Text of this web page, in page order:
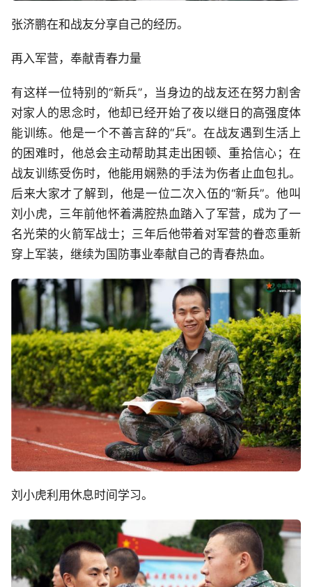
张济鹏在和战友分享自己的经历。
再入军营，奉献青春力量
有这样一位特别的“新兵”，当身边的战友还在努力割舍
对家人的思念时，他却已经开始了夜以继日的高强度体
能训练。他是一个不善言辞的“兵”。在战友遇到生活上
的困难时，他总会主动帮助其走出困顿、重拾信心；在
战友训练受伤时，他能用娴熟的手法为伤者止血包扎。
后来大家才了解到，他是一位二次入伍的“新兵”。他叫
刘小虎，三年前他怀着满腔热血踏入了军营，成为了一
名光荣的火箭军战士；三年后他带着对军营的眷恋重新
穿上军装，继续为国防事业奉献自己的青春热血。
刘小虎利用休息时间学习。